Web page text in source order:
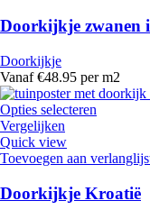
Doorkijkje zwanen
Doorkijkje
Vanaf €48.95 per m2
Opties selecteren
Vergelijken
Quick view
Toevoegen aan
Doorkijkje Kroatië